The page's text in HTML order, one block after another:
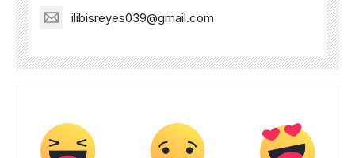
ilibisreyes039@gmail.com